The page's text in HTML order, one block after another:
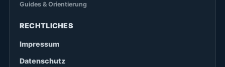
Guides & Orientierung
RECHTLICHES
Impressum
Datenschutz